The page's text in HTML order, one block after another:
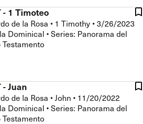
- 1 Timoteo
de la Rosa • 1 Timothy •3/26/2023
Dominical • Series: Panorama del
Testamento
Juan
de la Rosa •John • 11/20/2022
Dominical • Series: Panorama del
Testamento